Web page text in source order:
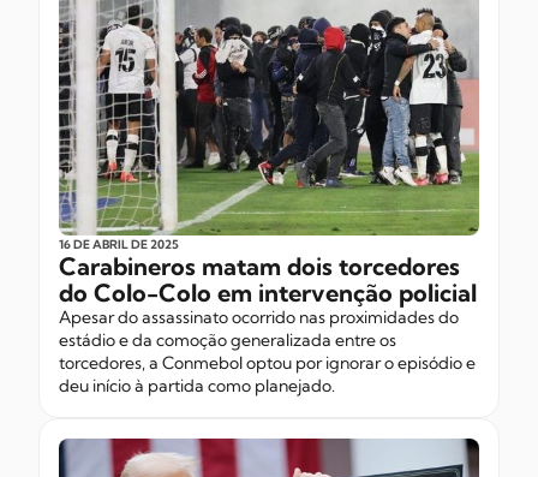
16 DE ABRILDE 2025
Carabineros matam dois torcedores
do Colo-Colo em intervenção policial
Apesar do assassinato ocorrido nas proximidades do
estádio e da comoção generalizada entre os
torcedores, a Conmebol optou por ignorar o episódio e
deu início à partida como planejado.